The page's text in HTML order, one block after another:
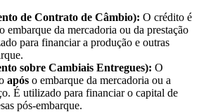
de Contrato de Câmbio): O crédito é
embarque da mercadoria ou da prestação
para financiar a produção e outras
sobre Cambiais Entregues): O
após o embarque da mercadoria ou a
É utilizado para financiar o capital de
pós-embarque.